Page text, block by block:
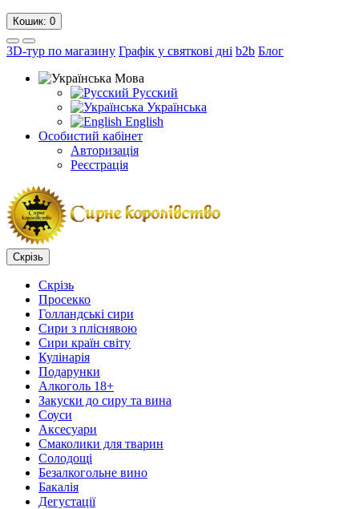
Кошик: 0
3D-тур по магазину Графік у святкові дні b2b Блог
Мова
Русский
Українська
English
Особистий кабінет
Авторизація
Реєстрація
Скрізь
Скрізь
Просекко
Голландські сири
Сири з пліснявою
Сири країн світу
Кулінарія
Подарунки
Алкоголь 18+
Закуски до сиру та вина
Соуси
Аксесуари
Смаколики для тварин
Солодощі
Безалкогольне вино
Бакалія
Дегустації